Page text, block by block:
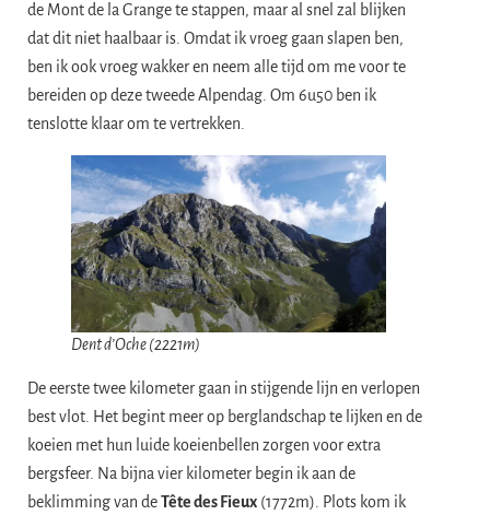
de Mont de la Grange te stappen, maar al snel zal blijken
dat dit niet haalbaar is. Omdat ik vroeg gaan slapen ben,
ben ik ook vroeg wakker en neem alle tijd om me voor te
bereiden op deze tweede Alpendag. Om 6u50 ben ik
tenslotte klaar om te vertrekken.
Dent d’Oche (2221m)
​De eerste twee kilometer gaan in stijgende lijn en verlopen
best vlot. Het begint meer op berglandschap te lijken en de
koeien met hun luide koeienbellen zorgen voor extra
bergsfeer. Na bijna vier kilometer begin ik aan de
beklimming van deTête des Fieux (1772m). Plots kom ik